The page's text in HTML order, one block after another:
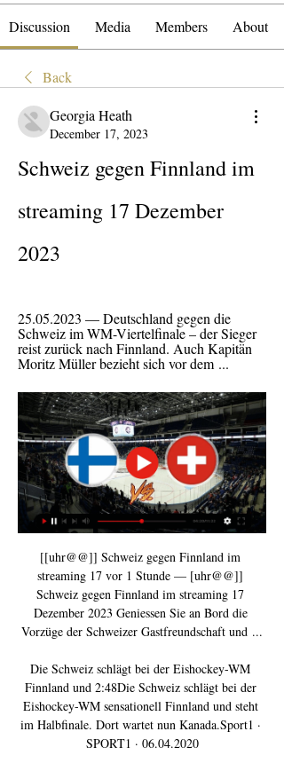
Discussion Media Members About
Back
Georgia Heath
December 17, 2023
Schweiz gegen Finnland im
streaming 17 Dezember
2023
25.05.2023 — Deutschland gegen die
Schweiz im WM-Viertelfinale – der Sieger
reist zurück nach Finnland. Auch Kapitän
Moritz Müller bezieht sich vor dem ...
[[uhr@@]] Schweiz gegen Finnland im
streaming 17 vor 1 Stunde — [uhr@@]]
Schweiz gegen Finnland im streaming 17
Dezember 2023 Geniessen Sie an Bord die
Vorzüge der Schweizer Gastfreundschaft und ...
Die Schweiz schlägt bei der Eishockey-WM
Finnland und 2:48Die Schweiz schlägt bei der
Eishockey-WM sensationell Finnland und steht
im Halbfinale. Dort wartet nun Kanada.Sport1 ·
SPORT1 · 06.04.2020